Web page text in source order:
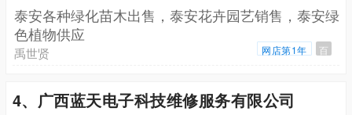
泰安各种绿化苗木出售，泰安花卉园艺销售，泰安绿
色植物供应
禹世贤 网店第1年 百
4、广西蓝天电子科技维修服务有限公司